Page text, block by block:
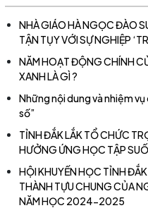
NHÀ GIÁO HÀ NGỌC ĐÀO
TẬN TỤY VỚI SỰ NGHIỆP
NĂM HOẠT ĐỘNG CHÍNH
XANH LÀ GÌ ?
Những nội dung và nhiệm
số”
TỈNH ĐẮK LẮK TỔ CHỨC
HƯỞNG ỨNG HỌC TẬP
HỘI KHUYẾN HỌC TỈNH
THÀNH TỰU CHUNG CỦA
NĂM HỌC 2024-2025